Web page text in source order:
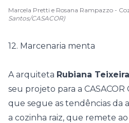
Marcela Pretti e Rosana Rampazzo -
Santos/CASACOR)
12. Marcenaria menta
A arquiteta Rubiana Teixeira
seu projeto para a CASACOR
que segue as tendências
a cozinha raiz, que remete